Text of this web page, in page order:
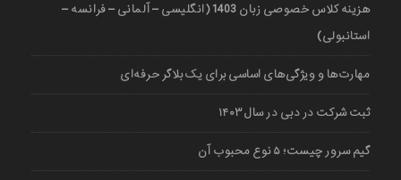
هزینه کلاس خصوصی زبان 1403 (انگلیسی – آلمانی – فرانسه –
استانبولی)
مهارت‌ها و ویژگی‌های اساسی برای یک بلاگر حرفه‌ای
ثبت شرکت در دبی در سال ۱۴۰۳
گیم سرور چیست؛ ۵ نوع محبوب آن